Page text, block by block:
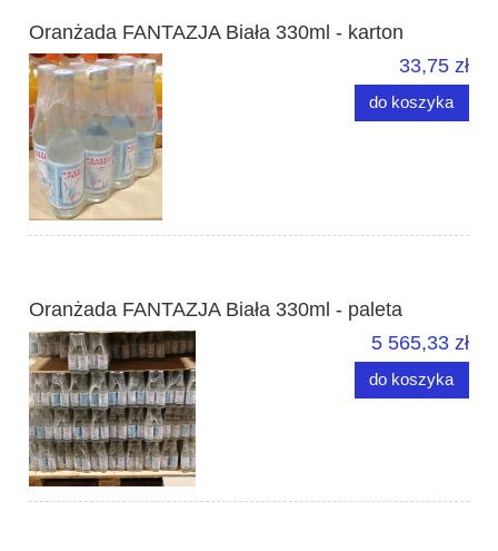
Oranżada FANTAZJA Biała 330ml - karton
33,75 zł
do koszyka
Oranżada FANTAZJA Biała 330ml - paleta
5 565,33 zł
do koszyka